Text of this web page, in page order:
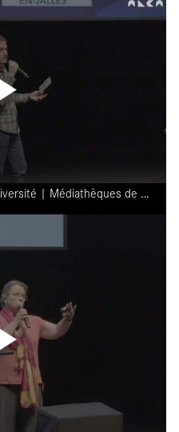
La médiation autour de la biodiversité | Médiathèques de Saint-Médard en Jalles (33)